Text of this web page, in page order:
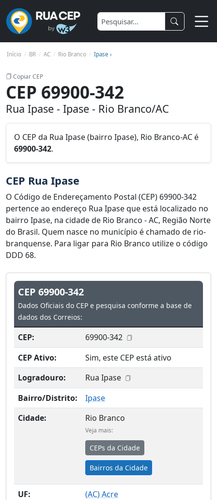
Início BR AC Rio Branco Ipase ›
Copiar CEP
CEP 69900-342
Rua Ipase - Ipase - Rio Branco/AC
O CEP da Rua Ipase (bairro Ipase), Rio Branco-AC é
69900-342.
CEP Rua Ipase
O Código de Endereçamento Postal (CEP) 69900-342
pertence ao endereço Rua Ipase que está localizado no
bairro Ipase, na cidade de Rio Branco - AC, Região Norte
do Brasil. Quem nasce no município é chamado de rio-
branquense. Para ligar para Rio Branco utilize o código
DDD 68.
CEP 69900-342
Dados Oficiais do CEP e pesquisa conforme a base de
dados dos Correios:
CEP:
69900-342
CEP Ativo:
Sim, este CEP está ativo
Logradouro:
Rua Ipase
Bairro/Distrito:
Ipase
Cidade:
Rio Branco
Veja mais:
CEPs da Cidade
Bairros da Cidade
UF: (AC) Acre